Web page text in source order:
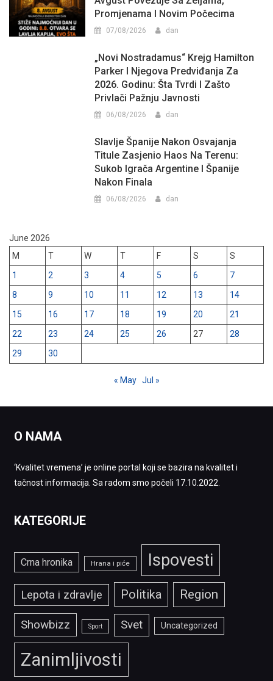
Promjenama I Novim Počecima
07/08/2026 dan
„Novi Nostradamus“ Krejg Hamilton
Parker I Njegova Predviđanja Za
2026. Godinu: Šta Tvrdi I Zašto
Privlači Pažnju Javnosti
06/08/2026 dan
Slavlje Španije Nakon Osvajanja
Titule Zasjenio Haos Na Terenu:
Sukob Igrača Argentine I Španije
Nakon Finala
06/08/2026 dan
June 2026
M
T W T F S
S
1
2 3 4 5 6
7
8
9 10 11 12 13
14
15
16 17 18 19 20
21
22
23 24 25 26 27
28
29
30
« May Jul »
O NAMA
‘Kvalitet vremena’ je online portal koji se bazira na kvalitet i
tačnost informacija. Sa radom smo počeli 17.10.2022.
KATEGORIJE
Crna hronika Hrana i piće Ispovesti
Lepota i zdravlje Politika Region
Showbizz Sport Svet Uncategorized
Zanimljivosti